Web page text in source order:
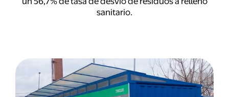
sanitario.